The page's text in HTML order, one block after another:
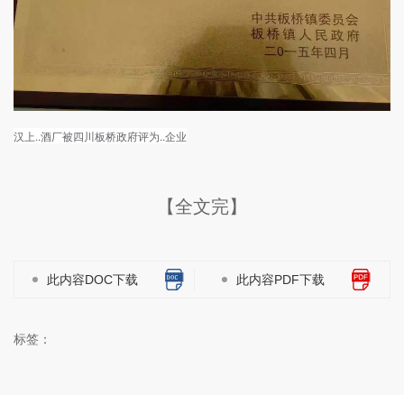
汉上..酒厂被四川板桥政府评为..企业
【全文完】
此内容DOC下载 此内容PDF下载
标签：